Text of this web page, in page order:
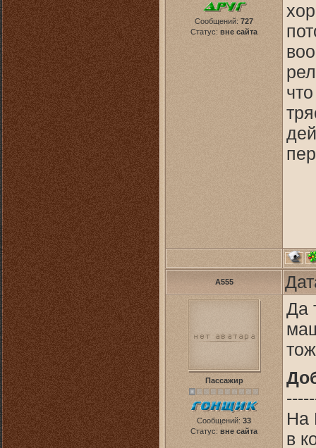
Сообщений: 727
Статус: вне сайта
A555
Пассажир
Сообщений: 33
Статус: вне сайта
Да
На
в